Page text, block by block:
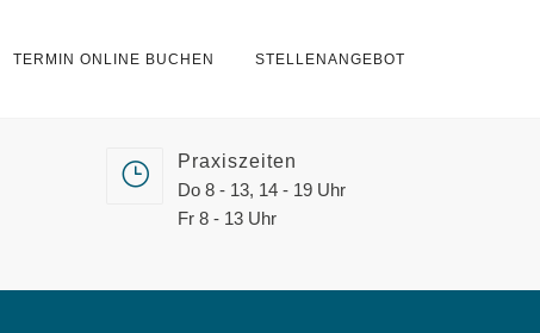
TERMIN ONLINE BUCHEN STELLENANGEBOT
Praxiszeiten
Do 8 - 13, 14 - 19 Uhr
Fr 8 - 13 Uhr